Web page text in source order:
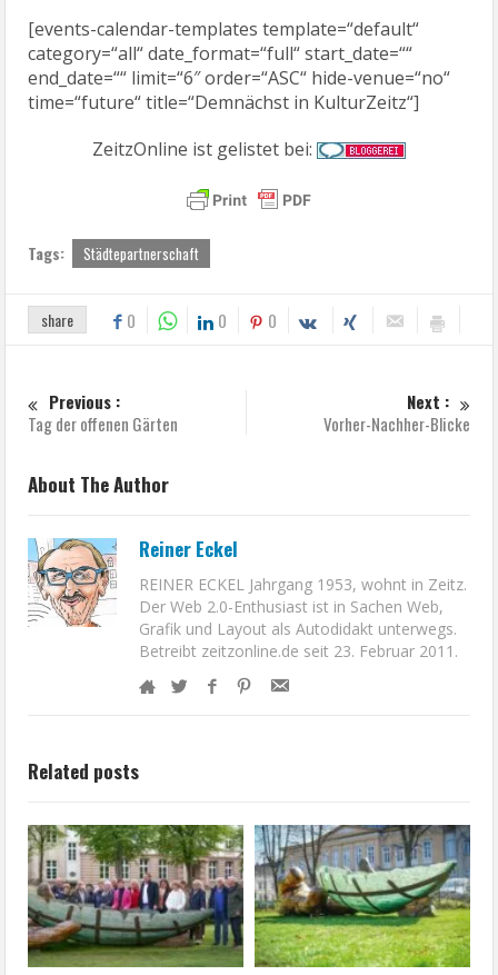
[events-calendar-templates template=“default“
category=“all“ date_format=“full“ start_date=““
end_date=““ limit=“6″ order=“ASC“ hide-venue=“no“
time=“future“ title=“Demnächst in KulturZeitz“]
ZeitzOnline ist gelistet bei:
Tags: Städtepartnerschaft
share 0 0 0
Previous :
Tag der offenen Gärten
Next :
Vorher-Nachher-Blicke
About The Author
Reiner Eckel
REINER ECKEL Jahrgang 1953, wohnt in Zeitz.
Der Web 2.0-Enthusiast ist in Sachen Web,
Grafik und Layout als Autodidakt unterwegs.
Betreibt zeitzonline.de seit 23. Februar 2011.
Related posts